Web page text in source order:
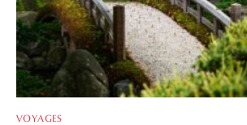
VOYAGES